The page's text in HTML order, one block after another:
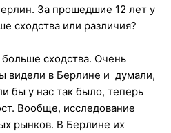
За прошедшие 12 лет у
сходства или различия?
сходства. Очень
видели в Берлине и думали,
бы у нас так было, теперь
Вообще, исследование
рынков. В Берлине их